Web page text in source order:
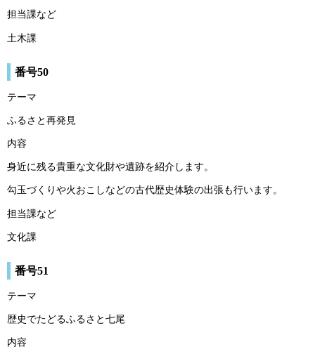
担当課など
土木課
番号50
テーマ
ふるさと再発見
内容
身近に残る貴重な文化財や遺跡を紹介します。
勾玉づくりや火おこしなどの古代歴史体験の出張も行います。
担当課など
文化課
番号51
テーマ
歴史でたどるふるさと七尾
内容